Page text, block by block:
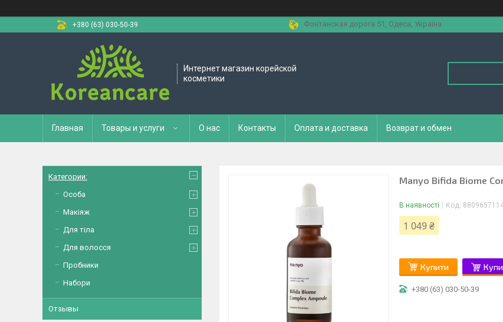
+380 (63) 030-50-39
Фонтанская дорога 51, Одеса, Україна
Интернет магазин корейской
косметики
Главная Товары и услуги О нас Контакты Оплата и доставка Возврат и обмен
Manyo Bifida Biome
В наявності Код:
1 049 ₴
Купити
+380 (63) 030-50-39
Категории:
Особа
Макіяж
Для тіла
Для волосся
Пробники
Набори
Отзывы